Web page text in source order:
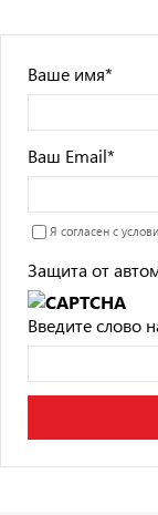
Ваше имя*
Ваш Email*
Я согласен с
Защита от
Введите слово